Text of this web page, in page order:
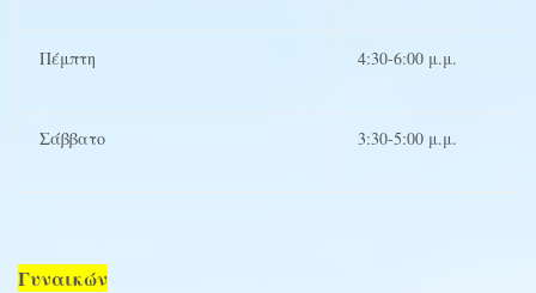
Πέμπτη 4:30-6:00 μ.μ.
Σάββατο 3:30-5:00 μ.μ.
Γυναικών